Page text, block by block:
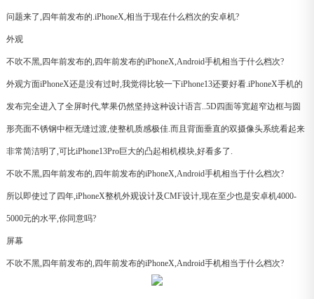
问题来了,四年前发布的.iPhoneX,相当于现在什么档次的安卓机?
外观
不吹不黑,四年前发布的,四年前发布的iPhoneX,Android手机相当于什么档次?
外观方面iPhoneX还是没有过时,我觉得比较一下iPhone13还要好看.iPhoneX手机的
发布完全进入了全屏时代,苹果仍然坚持这种设计语言..5D四面等宽超窄边框与圆
形亮面不锈钢中框无缝过渡,使整机质感极佳.而且背面垂直的双摄像头系统看起来
非常简洁明了,可比iPhone13Pro巨大的凸起相机模块,好看多了.
不吹不黑,四年前发布的,四年前发布的iPhoneX,Android手机相当于什么档次?
所以即使过了四年,iPhoneX整机外观设计及CMF设计,现在至少也是安卓机4000-
5000元的水平,你同意吗?
屏幕
不吹不黑,四年前发布的,四年前发布的iPhoneX,Android手机相当于什么档次?